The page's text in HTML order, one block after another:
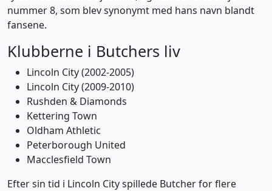
nummer 8, som blev synonymt med hans navn blandt
fansene.
Klubberne i Butchers liv
Lincoln City (2002-2005)
Lincoln City (2009-2010)
Rushden & Diamonds
Kettering Town
Oldham Athletic
Peterborough United
Macclesfield Town
Efter sin tid i Lincoln City spillede Butcher for flere